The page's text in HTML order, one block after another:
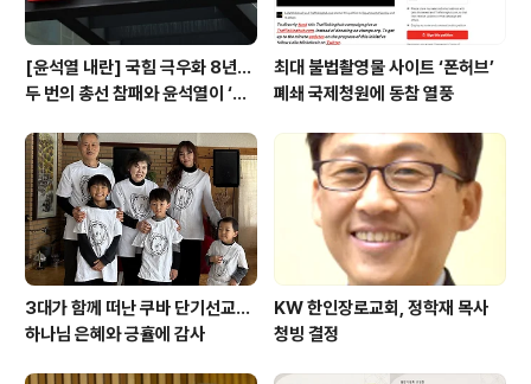
[윤석열 내란] 국힘 극우화 8년…
두 번의 총선 참패와 윤석열이 ‘폭
최대 불법촬영물 사이트 ‘폰허브’
폐쇄 국제청원에 동참 열풍
3대가 함께 떠난 쿠바 단기선교...
하나님 은혜와 긍휼에 감사
KW 한인장로교회, 정학재 목사
청빙 결정